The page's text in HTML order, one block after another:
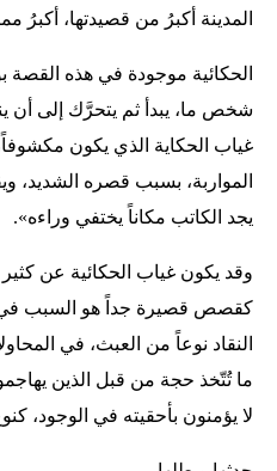
المدينة أكبرُ من قصيدتها، أكبرُ
الحكائية موجودة في هذه القصة
شخص ما، يبدأ ثم يتحرَّك إلى أن
غياب الحكاية الذي يكون مكشوفاً،
المواربة، بسبب قصره الشديد،
يجد الكاتب مكاناً يختفي وراءه».
وقد يكون غياب الحكائية عن
كقصص قصيرة جداً هو السبب في
النقاد نوعاً من العبث، في
ما تُتّخذ حجة من قبل الذين
لا يؤمنون بأحقيته في الوجود،